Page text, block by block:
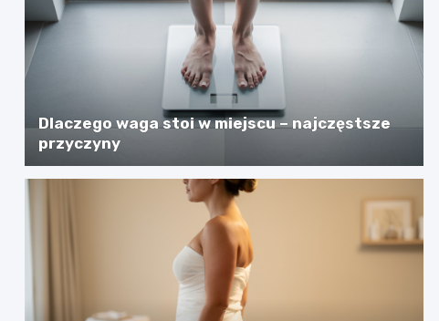
Dlaczego waga stoi w miejscu – najczęstsze
przyczyny